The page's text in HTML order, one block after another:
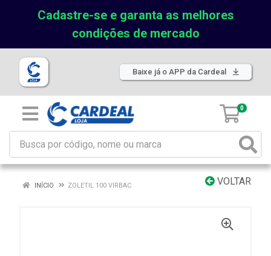
Cadastre-se e garanta as melhores
condições de mercado
Baixe já o APP da Cardeal
0
VOLTAR
INÍCIO ZOLETIL 100 VIRBAC